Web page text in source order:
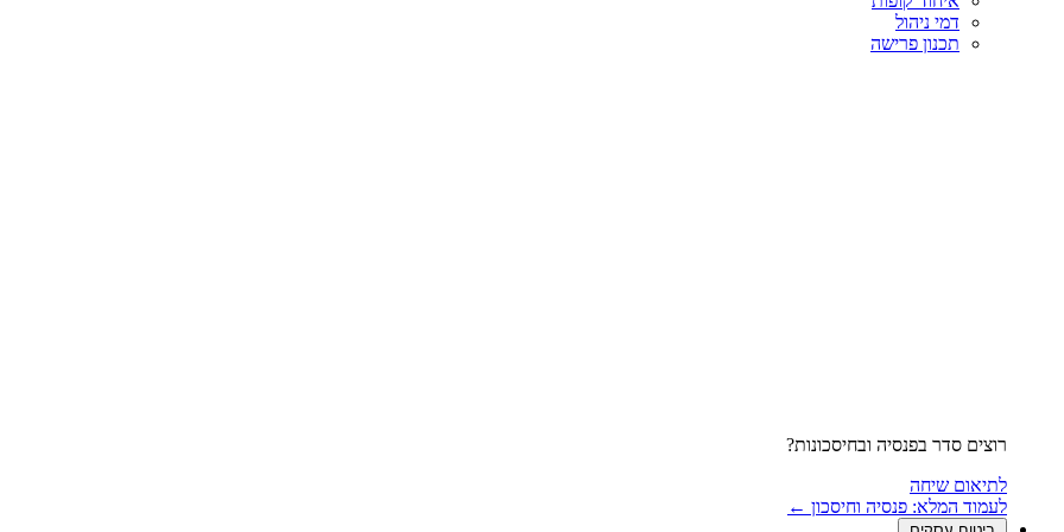
דמי ניהול
תכנון פרישה
רוצים סדר בפנסיה ובחיסכונות?
לתיאום שיחה
לעמוד המלא: פנסיה וחיסכון ←